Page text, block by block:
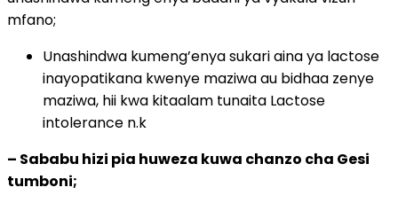
mfano;
Unashindwa kumeng’enya sukari aina ya lactose
inayopatikana kwenye maziwa au bidhaa zenye
maziwa, hii kwa kitaalam tunaita Lactose
intolerance n.k
– Sababu hizi pia huweza kuwa chanzo cha Gesi
tumboni;